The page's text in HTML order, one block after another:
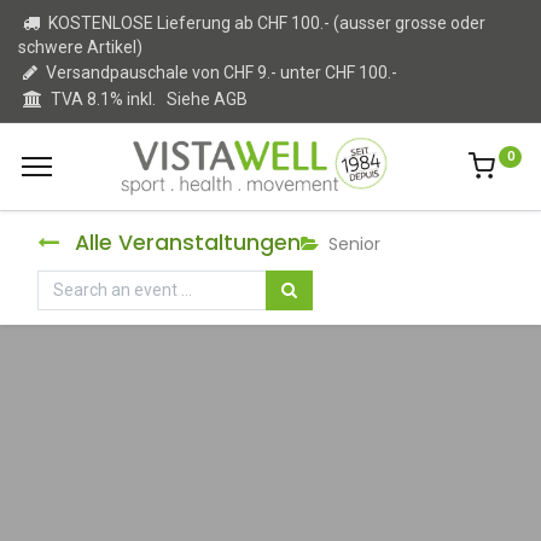
KOSTENLOSE Lieferung ab CHF 100.- (ausser grosse oder
schwere Artikel)
Versandpauschale von CHF 9.- unter CHF 100.-
TVA 8.1% inkl. Siehe AGB
0
Alle Veranstaltungen Senior